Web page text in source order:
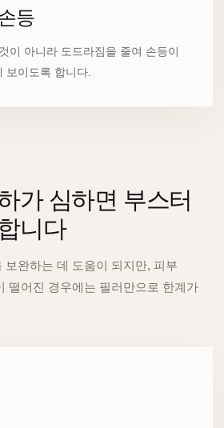
등
이 아니라 도드라짐을 줄여 손등이
보이도록 합니다.
가 심하면 부스터
니다
보완하는 데 도움이 되지만, 피부
떨어진 경우에는 필러만으로 한계가